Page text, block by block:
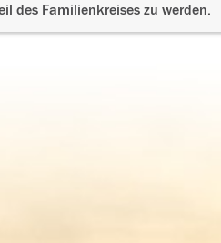
des Familienkreises zu werden.